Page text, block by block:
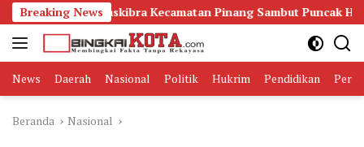
Langsung
ke
konten
Breaking News
Paskibra Kecamatan Pinang Sambut Puncak HUT RI ke-81
News Daerah Nasional Politik Hukrim Pendidikan
Beranda Nasional